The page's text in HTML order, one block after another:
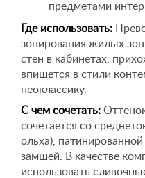
предметами
Где использовать:
зонирования жилых
стен в кабинетах,
впишется в стили
неоклассику.
С чем сочетать:
сочетается со
ольха),
замшей. В качестве
использовать